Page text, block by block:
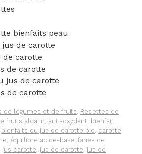
bienfaits peau
de carotte
de carotte
de carotte
jus de carotte
de carotte
de légumes et de fruits, Recettes de
fruits Étiquettes
alcalin, anti-oxydant, bienfait
bienfaits du jus de carotte bio, carotte
, équilibre acide-base, fanes de
jus carotte, jus de carotte, jus de